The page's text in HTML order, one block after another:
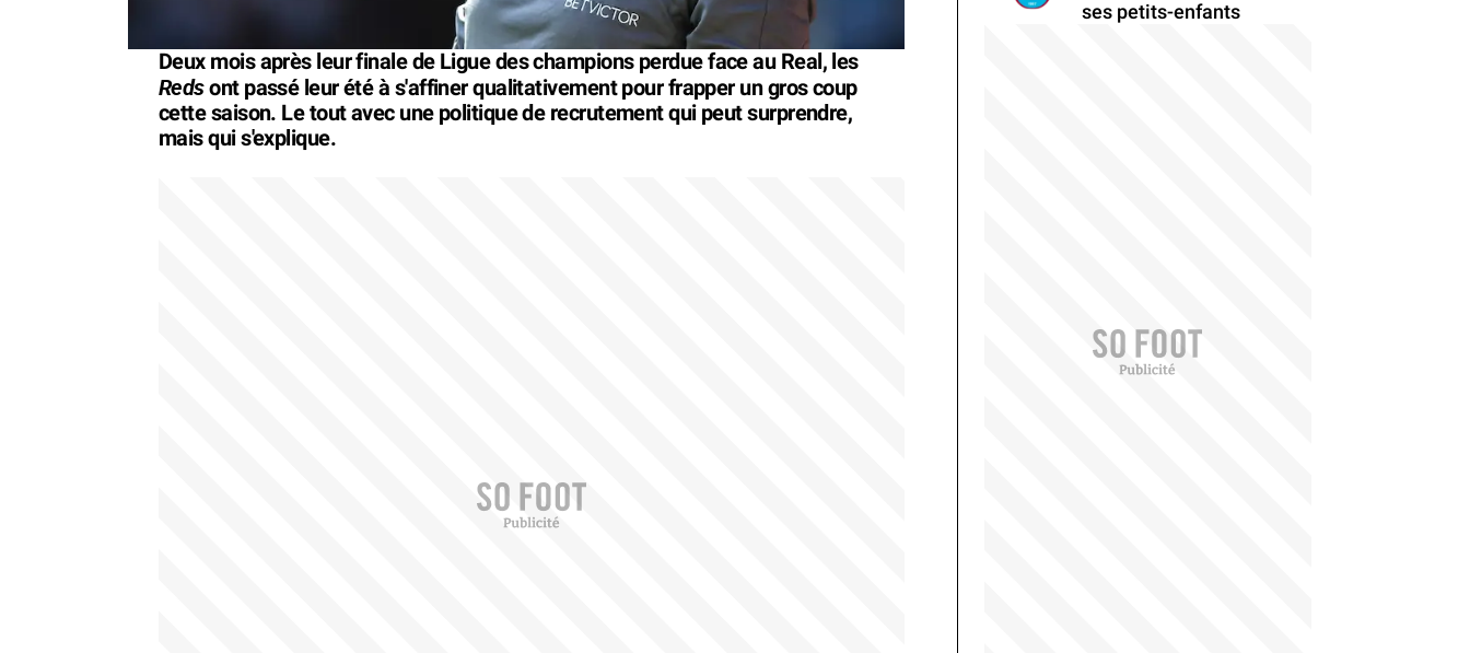
Deux mois après leur finale de Ligue des champions perdue face au Real, les
Redsont passé leur été à s'affiner qualitativement pour frapper un gros coup
cette saison. Le tout avec une politique de recrutement qui peut surprendre,
mais qui s'explique.
ses petits-enfants